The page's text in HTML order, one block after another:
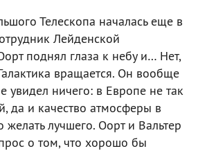
Телескопа началась еще в
Лейденской
поднял глаза к небу и… Нет,
вращается. Он вообще
увидел ничего: в Европе не так
да и качество атмосферы в
желать лучшего. Оорт и Вальтер
о том, что хорошо бы